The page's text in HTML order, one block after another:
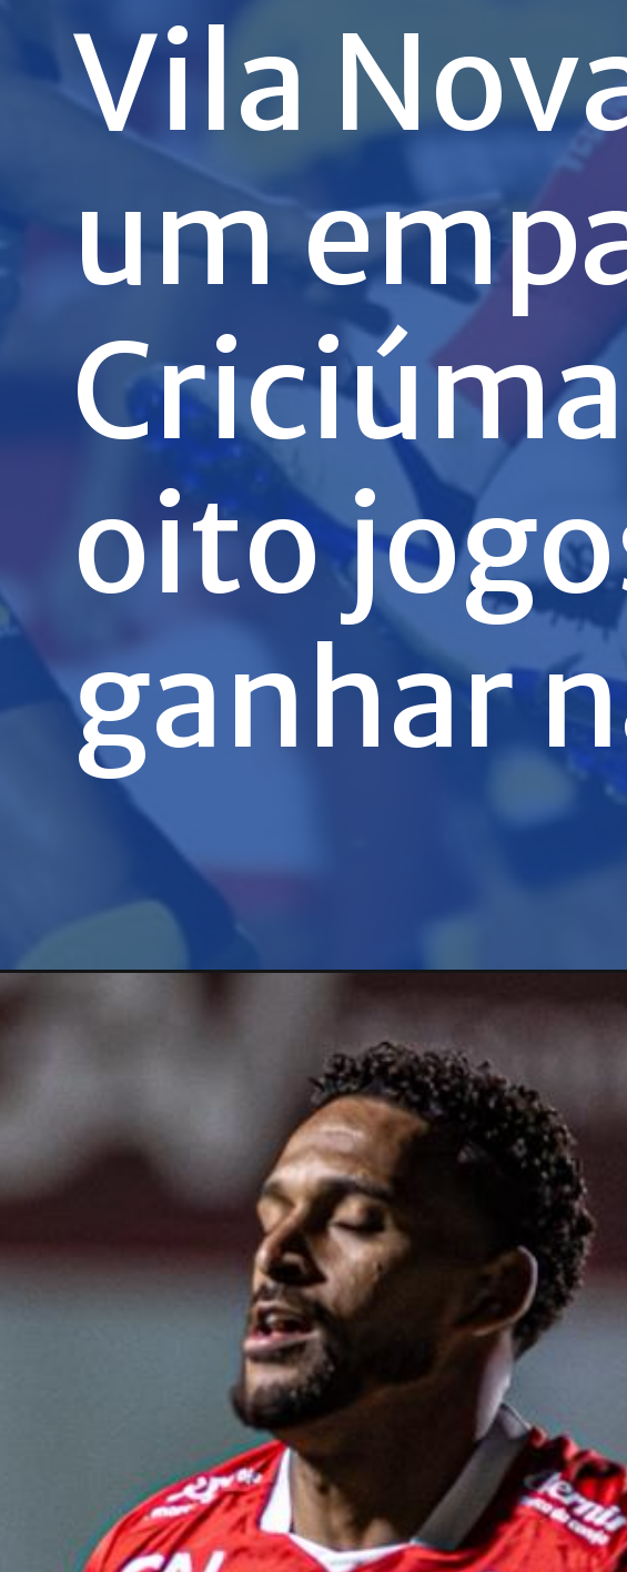
Vila
um
oito
ganhar